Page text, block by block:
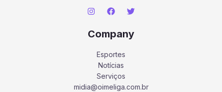
Company
Esportes
Notícias
Serviços
midia@oimeliga.com.br